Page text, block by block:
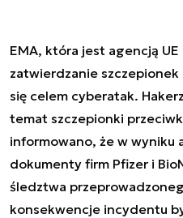
EMA, która jest agencją
zatwierdzanie szczepionek
się celem cyberatak.
temat szczepionki
informowano, że w wyniku
dokumenty firm Pfizer i
śledztwa
konsekwencje incydentu